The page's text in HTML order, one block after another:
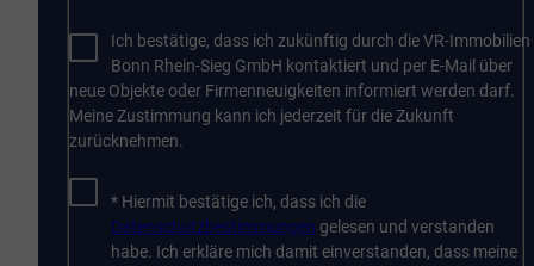
Ich bestätige, dass ich zukünftig durch die VR-Immobilien
Bonn Rhein-Sieg GmbH kontaktiert und per E-Mail über
neue Objekte oder Firmenneuigkeiten informiert werden darf.
Meine Zustimmung kann ich jederzeit für die Zukunft
zurücknehmen.
* Hiermit bestätige ich, dass ich die
Datenschutzbestimmungen gelesen und verstanden
habe. Ich erkläre mich damit einverstanden, dass meine